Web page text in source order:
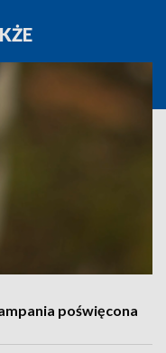
poświęcona